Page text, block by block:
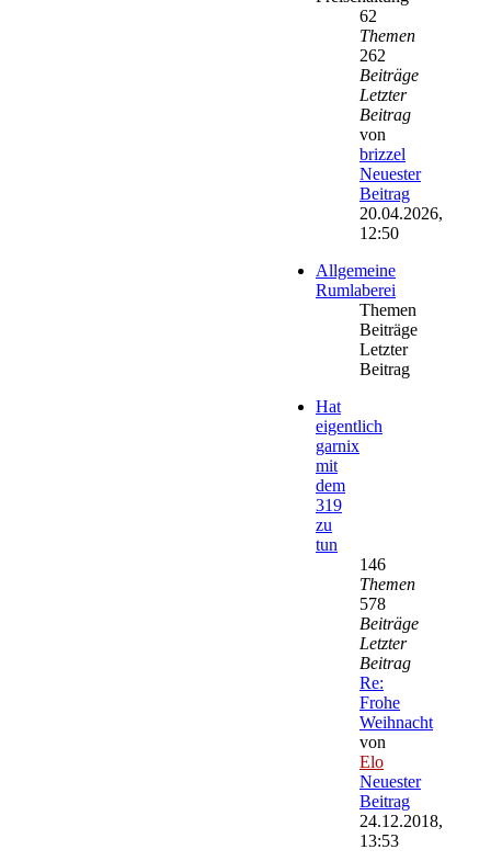
62
Themen
262
Beiträge
Letzter
Beitrag
von
brizzel
Neuester
Beitrag
20.04.2026,
12:50
Allgemeine
Rumlaberei
Themen
Beiträge
Letzter
Beitrag
Hat
eigentlich
garnix
mit
dem
319
zu
tun
146
Themen
578
Beiträge
Letzter
Beitrag
Re:
Frohe
Weihnacht
von
Elo
Neuester
Beitrag
24.12.2018,
13:53